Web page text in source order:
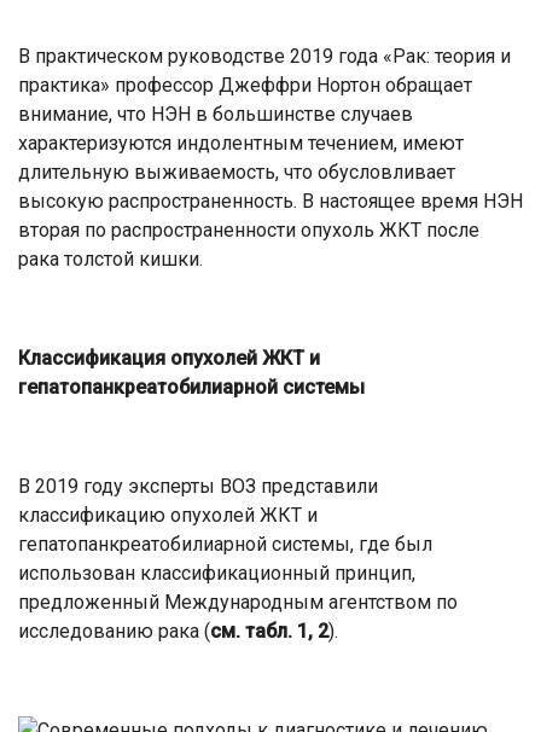
В практическом руководстве 2019 года «Рак: теория и
практика» профессор Джеффри Нортон обращает
внимание, что НЭН в большинстве случаев
характеризуются индолентным течением, имеют
длительную выживаемость, что обусловливает
высокую распространенность. В настоящее время НЭН
вторая по распространенности опухоль ЖКТ после
рака толстой кишки.
Классификация опухолей ЖКТ и
гепатопанкреатобилиарной системы
В 2019 году эксперты ВОЗ представили
классификацию опухолей ЖКТ и
гепатопанкреатобилиарной системы, где был
использован классификационный принцип,
предложенный Международным агентством по
исследованию рака (см. табл. 1, 2).